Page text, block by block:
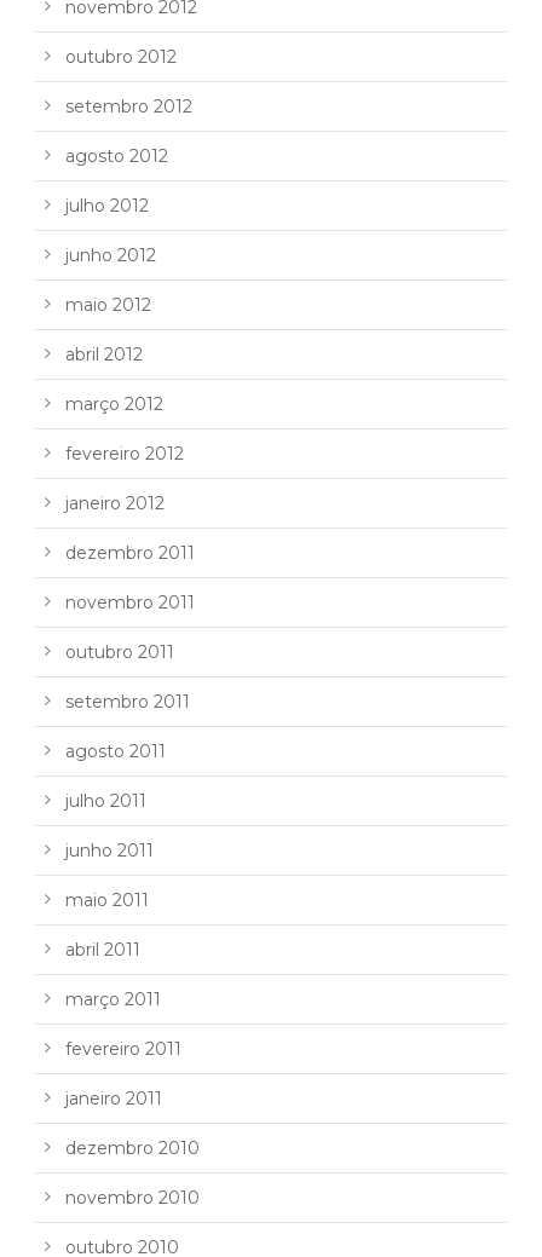
novembro 2012
outubro 2012
setembro 2012
agosto 2012
julho 2012
junho 2012
maio 2012
abril 2012
março 2012
fevereiro 2012
janeiro 2012
dezembro 2011
novembro 2011
outubro 2011
setembro 2011
agosto 2011
julho 2011
junho 2011
maio 2011
abril 2011
março 2011
fevereiro 2011
janeiro 2011
dezembro 2010
novembro 2010
outubro 2010